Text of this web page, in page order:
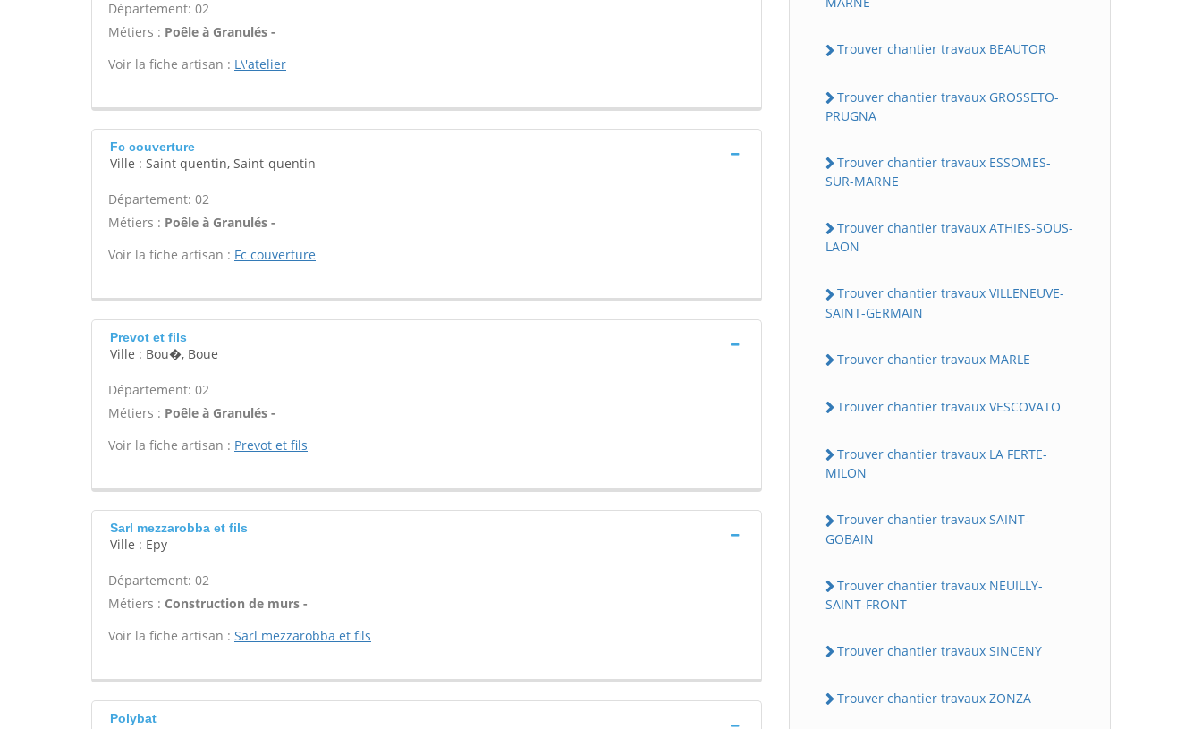
Département: 02
Métiers : Poêle à Granulés -
Voir la fiche artisan : L\'atelier
Fc couverture
Ville : Saint quentin, Saint-quentin
Département: 02
Métiers : Poêle à Granulés -
Voir la fiche artisan : Fc couverture
Prevot et fils
Ville : Bou�, Boue
Département: 02
Métiers : Poêle à Granulés -
Voir la fiche artisan : Prevot et fils
Sarl mezzarobba et fils
Ville : Epy
Département: 02
Métiers : Construction de murs -
Voir la fiche artisan : Sarl mezzarobba et fils
Polybat
Trouver chantier travaux BEAUTOR
Trouver chantier travaux GROSSETO-
PRUGNA
Trouver chantier travaux ESSOMES-
SUR-MARNE
Trouver chantier travaux ATHIES-SOUS-
LAON
Trouver chantier travaux VILLENEUVE-
SAINT-GERMAIN
Trouver chantier travaux MARLE
Trouver chantier travaux VESCOVATO
Trouver chantier travaux LA FERTE-
MILON
Trouver chantier travaux SAINT-
GOBAIN
Trouver chantier travaux NEUILLY-
SAINT-FRONT
Trouver chantier travaux SINCENY
Trouver chantier travaux ZONZA